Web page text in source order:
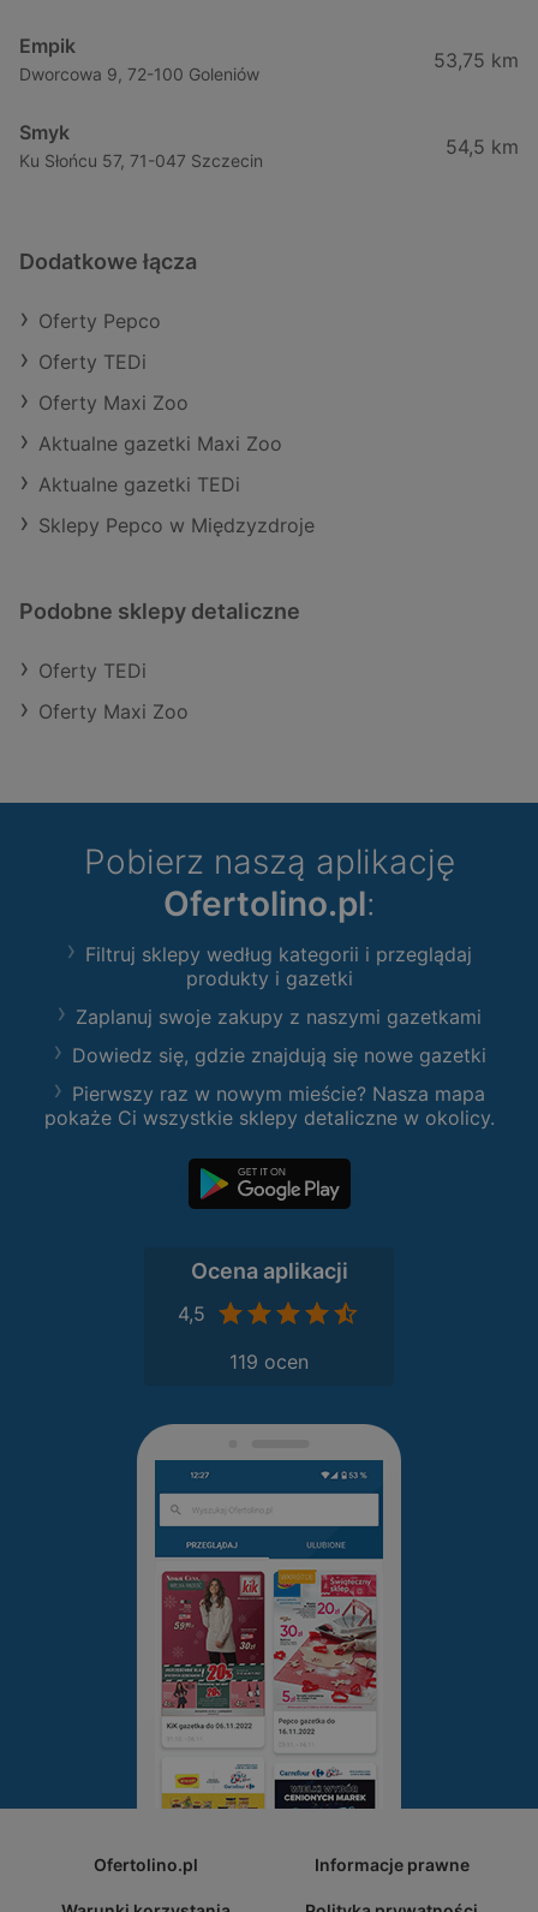
Empik
Dworcowa 9, 72-100 Goleniów
53,75 km
Smyk
Ku Słońcu 57, 71-047 Szczecin
54,5 km
Dodatkowe łącza
Oferty Pepco
Oferty TEDi
Oferty Maxi Zoo
Aktualne gazetki Maxi Zoo
Aktualne gazetki TEDi
Sklepy Pepco w Międzyzdroje
Podobne sklepy detaliczne
Oferty TEDi
Oferty Maxi Zoo
Pobierz naszą aplikację
Ofertolino.pl:
Filtruj sklepy według kategorii i przeglądaj
produkty i gazetki
Zaplanuj swoje zakupy z naszymi gazetkami
Dowiedz się, gdzie znajdują się nowe gazetki
Pierwszy raz w nowym mieście? Nasza mapa
pokaże Ci wszystkie sklepy detaliczne w okolicy.
Ocena aplikacji
4,5
119 ocen
Ofertolino.pl Informacje prawne